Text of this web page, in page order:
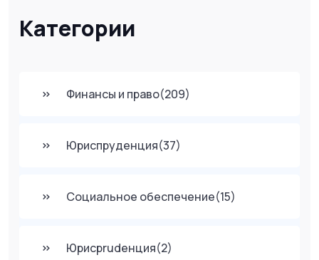
Категории
Финансы и право(209)
Юриспруденция(37)
Социальное обеспечение(15)
Юрисprudенция(2)